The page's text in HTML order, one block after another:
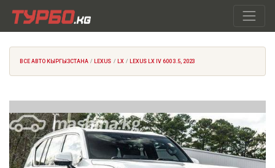
ВСЕ АВТО КЫРГЫЗСТАНА LEXUS LX LEXUS LX IV 600 3.5, 2023